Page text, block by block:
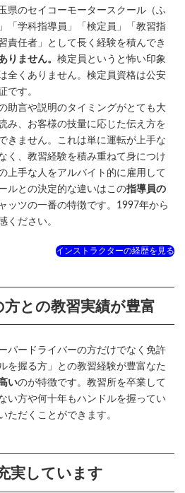
県のセイコーモータースクール（ふ
「学科指導員」「検定員」「教習指
責任者」として長く経験を積んでき
りません。 検定員というと怖い印象
全くありません。検定員資格は公安
です。
助言や説明のタイミングがとても大
み、お客様の技量に応じた伝え方を
きません。これは単に運転が上手な
く、教習経験を積み重ねて身につけ
上手な人をアルバイト的に雇用して
ルとの決定的な違いはこの指導員の
ッツの一番の特徴です。1997年から
ください。
インストラクターの経歴を見る
との教習実績が豊富
パードライバーの方だけでなく免許
を握る方」との教習経験が豊富なた
いのが特徴です。教習所を卒業して
い方や何十年もハンドルを握ってい
ただくことができます。
実しています